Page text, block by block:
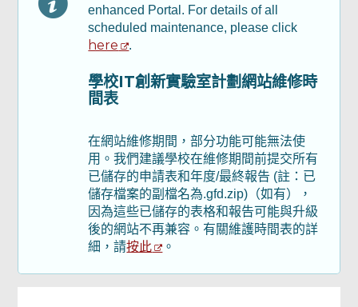
確認通知書
enhanced Portal. For details of all
scheduled maintenance, please click
here .
學校IT創新實驗室計劃網站維修時
間表
在網站維修期間，部分功能可能無法使
用。我們建議學校在維修期間前提交所有
已儲存的申請表和年度/最終報告 (註：已
儲存檔案的副檔名為.gfd.zip)（如有），
因為這些已儲存的表格和報告可能與升級
後的網站不再兼容。有關維護時間表的詳
細，請按此 。